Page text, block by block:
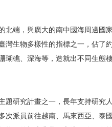
北端，與廣大的南中國海周邊國
灣生物多樣性的指標之一，佔了
瑚礁、深海等，造就出不同生態
題研究計畫之一，長年支持研究
次派員前往越南、馬來西亞、泰